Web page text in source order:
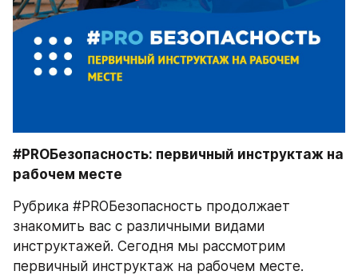
#PROБезопасность: первичный инструктаж на
рабочем месте
Рубрика #PROБезопасность продолжает
знакомить вас с различными видами
инструктажей. Сегодня мы рассмотрим
первичный инструктаж на рабочем месте.